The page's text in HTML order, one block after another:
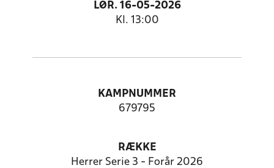
LØR. 16-05-2026
Kl. 13:00
KAMPNUMMER
679795
RÆKKE
Herrer Serie 3 - Forår 2026